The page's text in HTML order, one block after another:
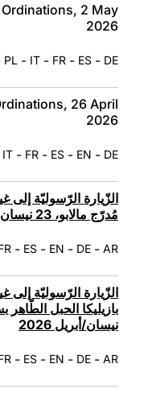
2 May
2026
DE
-
ES
-
FR
-
IT
-
PL
26 April
2026
DE
-
EN
-
ES
-
FR
-
IT
الزّيارة الرّسوليّة إلى
مُدرّج مالابو، 23 نيسان/أبريل 2026
AR
-
DE
-
EN
-
ES
-
الزّيارة الرّسوليّة إلى
نيسان/أبريل 2026
AR
-
DE
-
EN
-
ES
-